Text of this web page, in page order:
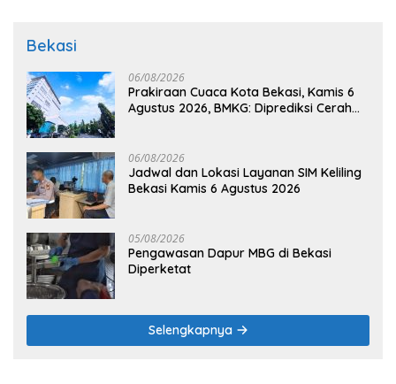
Bekasi
06/08/2026
Prakiraan Cuaca Kota Bekasi, Kamis 6
Agustus 2026, BMKG: Diprediksi Cerah
06/08/2026
Jadwal dan Lokasi Layanan SIM Keliling
Bekasi Kamis 6 Agustus 2026
05/08/2026
Pengawasan Dapur MBG di Bekasi
Diperketat
Selengkapnya